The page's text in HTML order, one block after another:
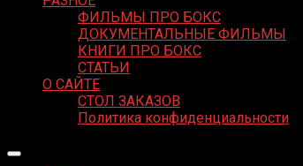
ФИЛЬМЫ ПРО БОКС
ДОКУМЕНТАЛЬНЫЕ ФИЛЬМЫ
КНИГИ ПРО БОКС
СТАТЬИ
О САЙТЕ
СТОЛ ЗАКАЗОВ
Политика конфиденциальности